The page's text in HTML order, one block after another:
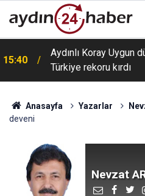
15:40
Aydınlı Koray Uygun
Türkiye rekoru kırdı
Anasayfa Yazarlar
deveni
Nevzat